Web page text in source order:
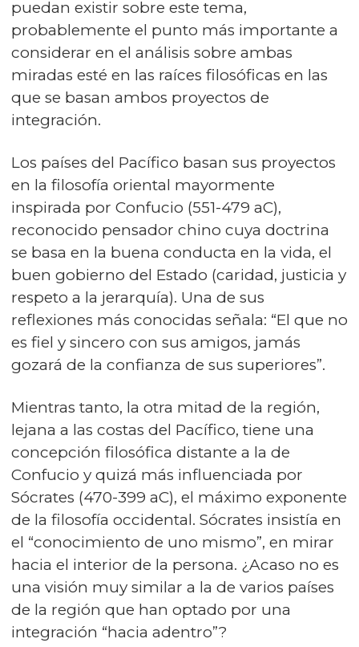
puedan existir sobre este tema,
probablemente el punto más importante a
considerar en el análisis sobre ambas
miradas esté en las raíces filosóficas en las
que se basan ambos proyectos de
integración.
Los países del Pacífico basan sus proyectos
en la filosofía oriental mayormente
inspirada por Confucio (551-479 aC),
reconocido pensador chino cuya doctrina
se basa en la buena conducta en la vida, el
buen gobierno del Estado (caridad, justicia y
respeto a la jerarquía). Una de sus
reflexiones más conocidas señala: “El que no
es fiel y sincero con sus amigos, jamás
gozará de la confianza de sus superiores”.
Mientras tanto, la otra mitad de la región,
lejana a las costas del Pacífico, tiene una
concepción filosófica distante a la de
Confucio y quizá más influenciada por
Sócrates (470-399 aC), el máximo exponente
de la filosofía occidental. Sócrates insistía en
el “conocimiento de uno mismo”, en mirar
hacia el interior de la persona. ¿Acaso no es
una visión muy similar a la de varios países
de la región que han optado por una
integración “hacia adentro”?